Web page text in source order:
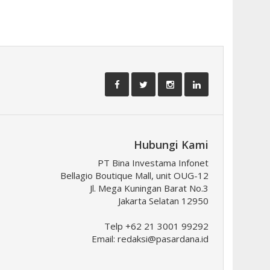
Hubungi Kami
PT Bina Investama Infonet
Bellagio Boutique Mall, unit OUG-12
Jl. Mega Kuningan Barat No.3
Jakarta Selatan 12950
Telp +62 21 3001 99292
Email: redaksi@pasardana.id